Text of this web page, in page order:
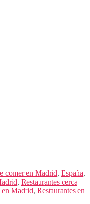
comer en Madrid, España,
, Restaurantes cerca
en Madrid, Restaurantes en